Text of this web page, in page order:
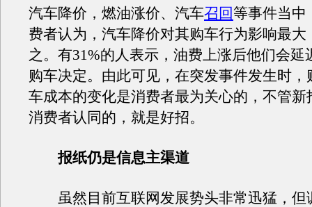
汽车降价，燃油涨价、汽车召回等事件当中
费者认为，汽车降价对其购车行为影响最大
之。有31%的人表示，油费上涨后他们会延
购车决定。由此可见，在突发事件发生时，
车成本的变化是消费者最为关心的，不管新
消费者认同的，就是好招。
报纸仍是信息主渠道
虽然目前互联网发展势头非常迅猛，但